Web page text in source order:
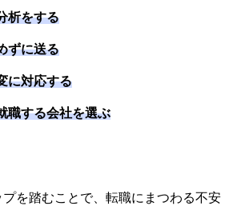
析をする
ずに送る
に対応する
職する会社を選ぶ
を踏むことで、転職にまつわる不安